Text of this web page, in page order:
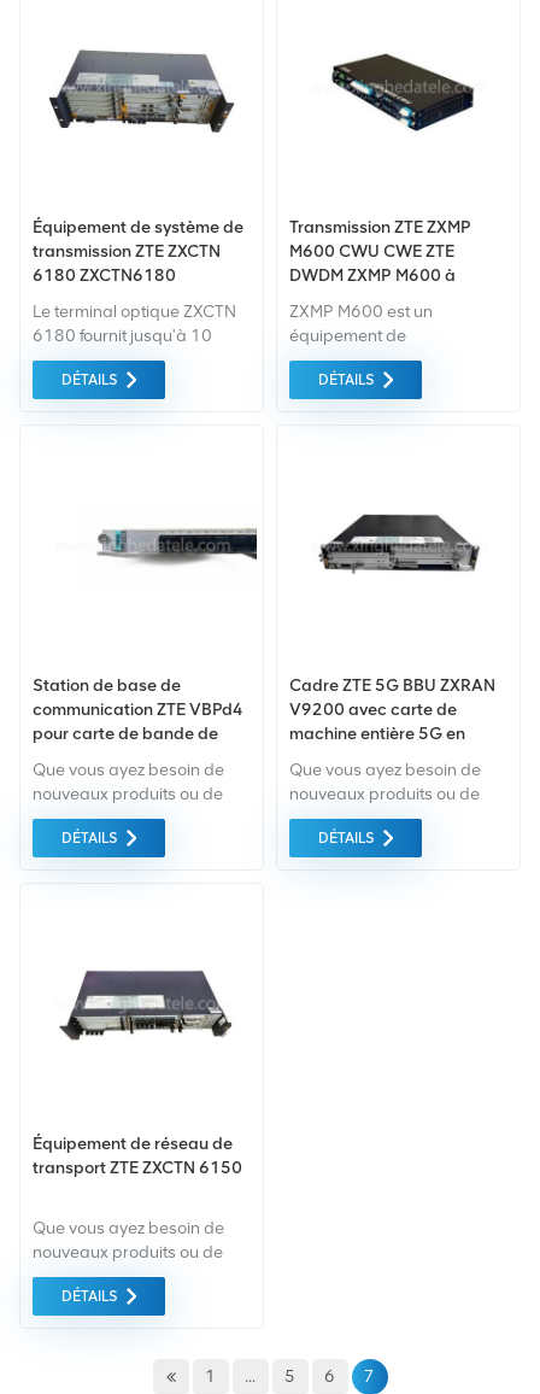
. Tout cela est fourni au
meilleur prix possible.
meilleur prix possible.
Équipement de système de
transmission ZTE ZXCTN
6180 ZXCTN6180
Le terminal optique ZXCTN
6180 fournit jusqu'à 10
canaux de 10GE haute
vitesse Connexion ou 80
(optique/électrique), prend
emplacements de service
général pour prendre en
DÉTAILS
Transmission ZTE ZXMP
M600 CWU CWE ZTE
DWDM ZXMP M600 à
ZXMP M600 est un
équipement de
multiplexage par répartition
en longueur d'onde
développé par ZTE
d'accès du grand réseau
métropolitain (MAN) et
toutes les couches du MAN
DÉTAILS
Station de base de
communication ZTE VBPd4
pour carte de bande de
Que vous ayez besoin de
nouveaux produits ou de
produits rénovés, la
garantie complète est la
uniquement des
meilleur prix possible.
DÉTAILS
Cadre ZTE 5G BBU ZXRAN
V9200 avec carte de
machine entière 5G en
Que vous ayez besoin de
nouveaux produits ou de
produits rénovés, la
garantie complète est la
DÉTAILS
Équipement de réseau de
transport ZTE ZXCTN 6150
Que vous ayez besoin de
nouveaux produits ou de
produits rénovés, la
garantie complète est la
équipements du marché
DÉTAILS
1 ... 5 6 7